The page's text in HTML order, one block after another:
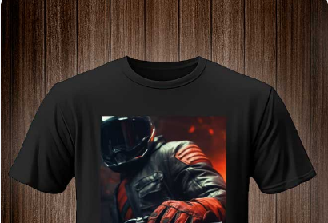
MOTORIZADO